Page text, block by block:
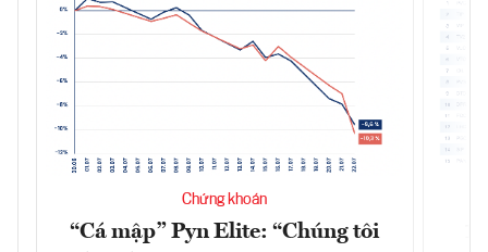
Chứng khoán
“Cá mập” Pyn Elite: “Chúng tôi